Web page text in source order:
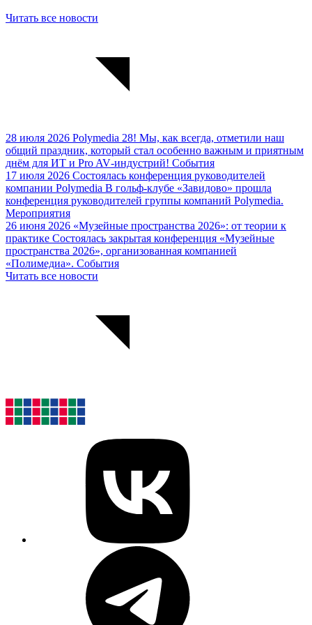
Читать все новости
28 июля 2026 Polymedia 28! Мы, как всегда, отметили наш
общий праздник, который стал особенно важным и приятным
днём для ИТ и Pro AV‑индустрий! События
17 июля 2026 Состоялась конференция руководителей
компании Polymedia В гольф‑клубе «Завидово» прошла
конференция руководителей группы компаний Polymedia.
Мероприятия
26 июня 2026 «Музейные пространства 2026»: от теории к
практике Cостоялась закрытая конференция «Музейные
пространства 2026», организованная компанией
«Полимедиа». События
Читать все новости